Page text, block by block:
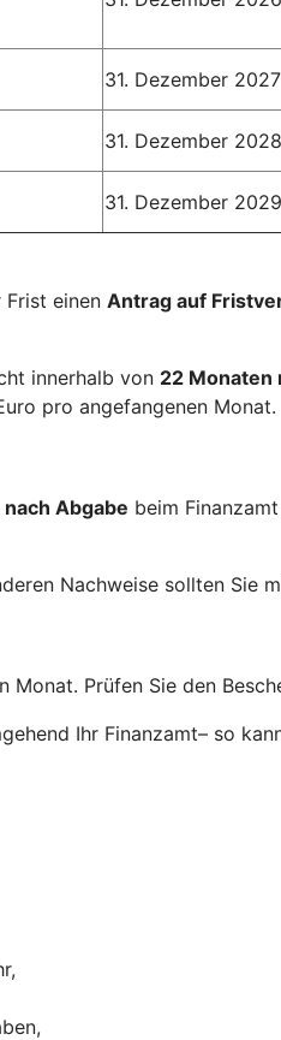
31. Dezember 2027
31. Dezember 2028
31. Dezember 2029
einen Antrag auf
innerhalb von 22 Monaten
pro angefangenen Monat.
Abgabe beim Finanzamt
Nachweise sollten Sie
Monat. Prüfen Sie den
Ihr Finanzamt– so